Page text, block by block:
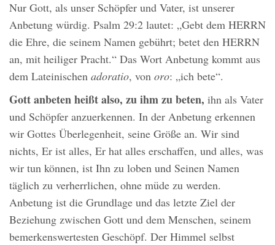
Nur Gott, als unser Schöpfer und Vater, ist unserer
Anbetung würdig. Psalm 29:2 lautet: „Gebt dem HERRN
die Ehre, die seinem Namen gebührt; betet den HERRN
an, mit heiliger Pracht.“ Das Wort Anbetung kommt aus
dem Lateinischen adoratio, von oro: „ich bete“.
Gott anbeten heißt also, zu ihm zu beten, ihn als Vater
und Schöpfer anzuerkennen. In der Anbetung erkennen
wir Gottes Überlegenheit, seine Größe an. Wir sind
nichts, Er ist alles, Er hat alles erschaffen, und alles, was
wir tun können, ist Ihn zu loben und Seinen Namen
täglich zu verherrlichen, ohne müde zu werden.
Anbetung ist die Grundlage und das letzte Ziel der
Beziehung zwischen Gott und dem Menschen, seinem
bemerkenswertesten Geschöpf. Der Himmel selbst